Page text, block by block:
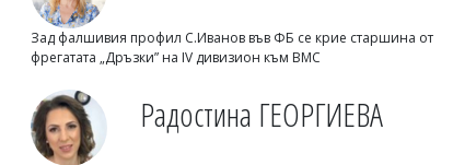
Зад фалшивия профил С.Иванов във ФБ се крие старшина от
фрегатата „Дръзки” на IV дивизион към ВМС
Радостина ГЕОРГИЕВА